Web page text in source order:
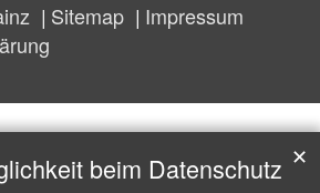
Sitemap
Impressum
beim Datenschutz ✕